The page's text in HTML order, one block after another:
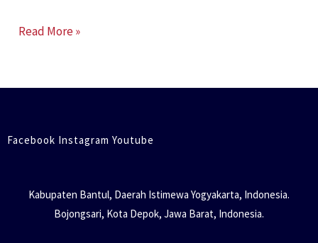
Read More »
Facebook Instagram Youtube
Kabupaten Bantul, Daerah Istimewa Yogyakarta, Indonesia.
Bojongsari, Kota Depok, Jawa Barat, Indonesia.